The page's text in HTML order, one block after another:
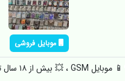
موبایل فروشی
📱 موبایل GSM ، 💥 بیش از ۱۸ سال تجربه د...